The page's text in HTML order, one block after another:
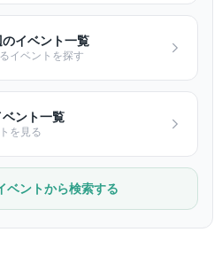
イベント一覧
イベントを探す
ント一覧
を見る
ベントから検索する